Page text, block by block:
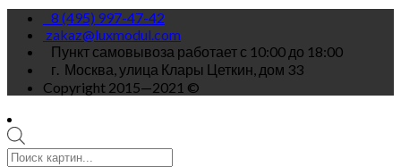
8 (495) 997-47-42
zakaz@luxmodul.com
Пункт самовывоза работает с 10:00 до 18:00
г. Москва, улица Клары Цеткин, дом 33
Copyright 2015—2021 ©
Поиск